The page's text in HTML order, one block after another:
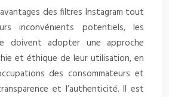
des filtres Instagram tout
inconvénients potentiels, les
doivent adopter une approche
et éthique de leur utilisation, en
des consommateurs et
et l’authenticité. Il est